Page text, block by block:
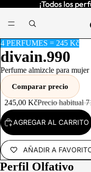
¡Todos los
¡Todos los
4 PERFUMES = 245 Kč
divain.990
Perfume almizcle para mujer
Comparar precio
245,00 KčPrecio habitual
AGREGAR AL CARRITO
AÑADIR A
Perfil Olfativo